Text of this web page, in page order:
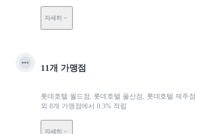
자세히
11개 가맹점
롯데호텔 월드점, 롯데호텔 울산점, 롯데호텔 제주점
외 8개 가맹점에서 0.3% 적립
자세히